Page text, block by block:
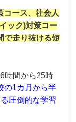
コース、社会人
ック)対策コー
で走り抜ける短
時間から25時
の1カ月から半
圧倒的な学習